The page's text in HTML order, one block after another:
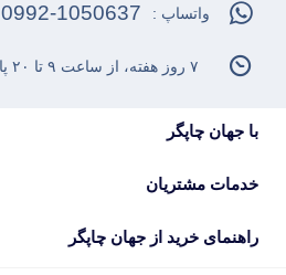
با جهان چاپگر
خدمات مشتریان
راهنمای خرید از جهان چاپگر
واتساپ : 0992-1050637
۷ روز هفته، از ساعت ۹ تا ۲۰ پاسخگوی شما هستیم